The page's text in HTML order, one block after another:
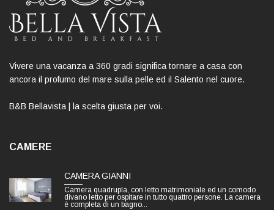
Vivere una vacanza a 360 gradi significa tornare a casa con
ancora il profumo del mare sulla pelle ed il Salento nel cuore.
B&B Bellavista | la scelta giusta per voi.
CAMERE
CAMERA GIANNI
Camera quadrupla, con letto matrimoniale ed un comodo
divano letto per ospitare in tutto quattro persone. La camera
è completa di un bagno...